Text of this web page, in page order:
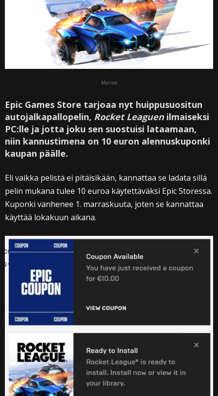
Mainos
Epic Games Store tarjoaa nyt huippusuositun
autojalkapallopelin, Rocket Leaguenilmaiseksi
PC:lle ja jotta joku sen suostuisi lataamaan,
niin kannustimena on 10 euron alennuskuponki
kaupan päälle.
Eli vaikka pelistä ei pitäisikään, kannattaa se ladata sillä
pelin mukana tulee 10 euroa käytettäväksi Epic Storessa.
Kuponki vanhenee 1. marraskuuta, joten se kannattaa
käyttää lokakuun aikana.